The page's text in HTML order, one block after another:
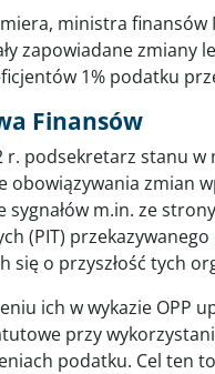
ministra finansów
zapowiadane zmiany
1% podatku
Finansów
r. podsekretarz stanu
zmian
sygnałów m.in. ze
(PIT)
się o przyszłość tych
ich w wykazie OPP
przy
podatku. Cel ten